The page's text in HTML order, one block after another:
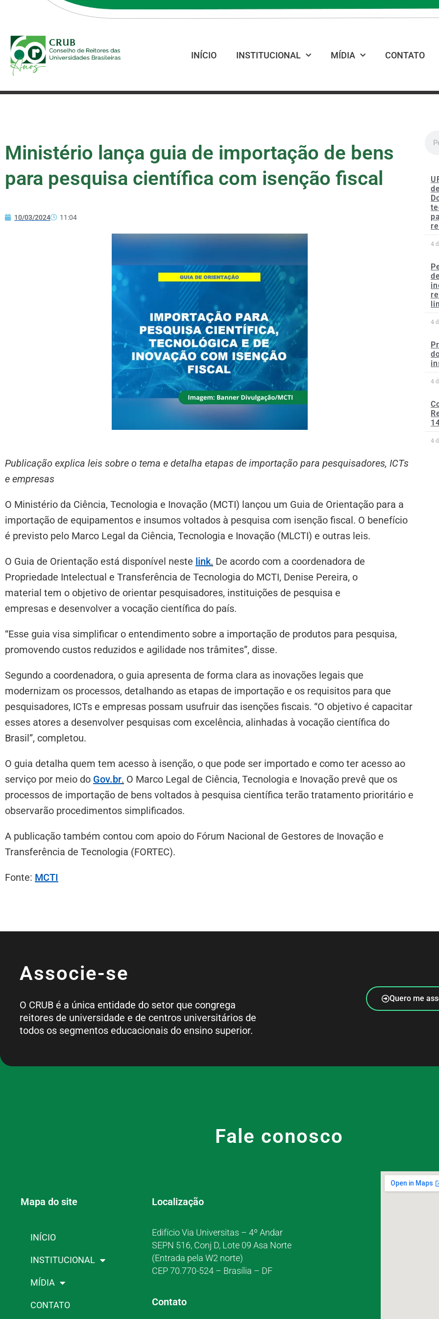
INÍCIO INSTITUCIONAL MÍDIA CONTATO
Ministério lança guia de importação de bens
para pesquisa científica com isenção fiscal
10/03/2024 11:04
Publicação explica leis sobre o tema e detalha etapas de importação para pesquisadores, ICTs
e empresas
O Ministério da Ciência, Tecnologia e Inovação (MCTI) lançou um Guia de Orientação para a
importação de equipamentos e insumos voltados à pesquisa com isenção fiscal. O benefício
é previsto pelo Marco Legal da Ciência, Tecnologia e Inovação (MLCTI) e outras leis.
O Guia de Orientação está disponível neste link. De acordo com a coordenadora de
Propriedade Intelectual e Transferência de Tecnologia do MCTI, Denise Pereira, o
material tem o objetivo de orientar pesquisadores, instituições de pesquisa e
empresas e desenvolver a vocação científica do país.
“Esse guia visa simplificar o entendimento sobre a importação de produtos para pesquisa,
promovendo custos reduzidos e agilidade nos trâmites”, disse.
Segundo a coordenadora, o guia apresenta de forma clara as inovações legais que
modernizam os processos, detalhando as etapas de importação e os requisitos para que
pesquisadores, ICTs e empresas possam usufruir das isenções fiscais. “O objetivo é capacitar
esses atores a desenvolver pesquisas com excelência, alinhadas à vocação científica do
Brasil”, completou.
O guia detalha quem tem acesso à isenção, o que pode ser importado e como ter acesso ao
serviço por meio do Gov.br. O Marco Legal de Ciência, Tecnologia e Inovação prevê que os
processos de importação de bens voltados à pesquisa científica terão tratamento prioritário e
observarão procedimentos simplificados.
A publicação também contou com apoio do Fórum Nacional de Gestores de Inovação e
Transferência de Tecnologia (FORTEC).
Fonte: MCTI
4
4
4
4
Associe-se
O CRUB é a única entidade do setor que congrega
reitores de universidade e de centros universitários de
todos os segmentos educacionais do ensino superior.
Quero me
Fale conosco
Mapa do site
INÍCIO
INSTITUCIONAL
MÍDIA
CONTATO
Localização
Edifício Via Universitas – 4º Andar
SEPN 516, Conj D, Lote 09 Asa Norte
(Entrada pela W2 norte)
CEP 70.770-524 – Brasília – DF
Contato